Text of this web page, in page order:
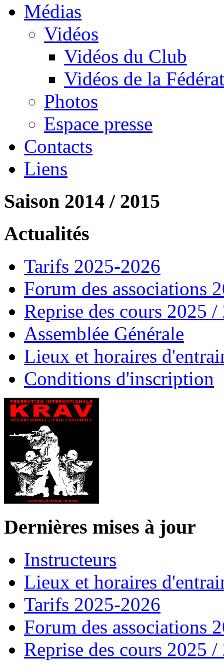
Médias
Vidéos
Vidéos du Club
Vidéos de la
Photos
Espace presse
Contacts
Liens
Saison 2014 / 2015
Actualités
Tarifs 2025-2026
Forum des associations
Reprise des cours 2025 /
Assemblée Générale
Lieux et horaires
Conditions d'inscription
Dernières mises à jour
Instructeurs
Lieux et horaires
Tarifs 2025-2026
Forum des associations
Reprise des cours 2025 /